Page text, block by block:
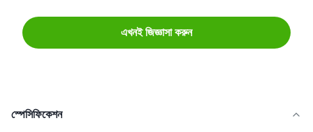
এখনই জিজ্ঞাসা করুন
স্পেসিফিকেশন